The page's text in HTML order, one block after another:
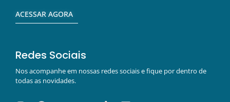
ACESSAR AGORA
Redes Sociais
Nos acompanhe em nossas redes sociais e fique por dentro de
todas as novidades.